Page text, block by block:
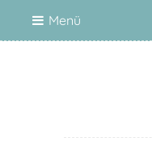
Menü